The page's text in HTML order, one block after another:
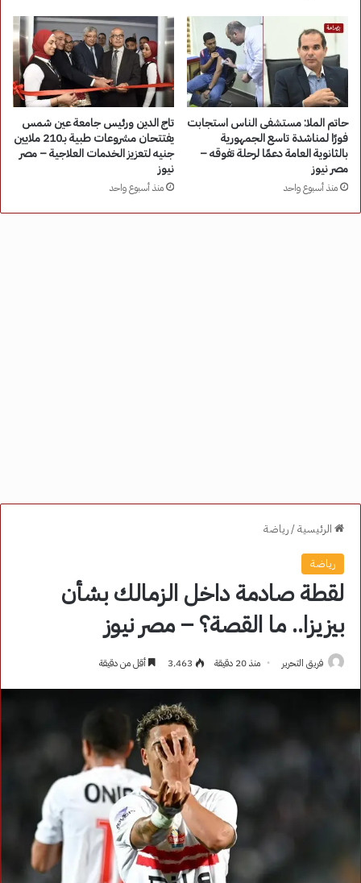
حاتم الملا: مستشفى الناس استجابت
فورًا لمناشدة تاسع الجمهورية
بالثانوية العامة دعمًا لرحلة تفوقه –
مصر نيوز
منذ أسبوع واحد
تاج الدين ورئيس جامعة عين شمس
يفتتحان مشروعات طبية بـ210 ملايين
جنيه لتعزيز الخدمات العلاجية – مصر
نيوز
منذ أسبوع واحد